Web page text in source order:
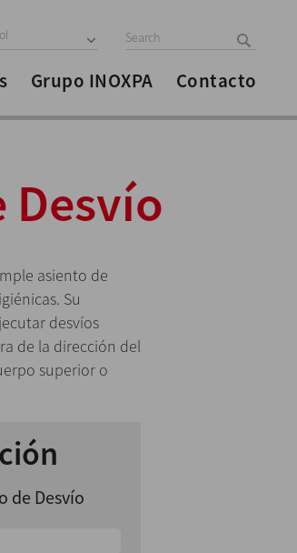
Grupo INOXPA Contacto
Desvío
asiento de
Su
desvíos
de la dirección del
superior o
de Desvío